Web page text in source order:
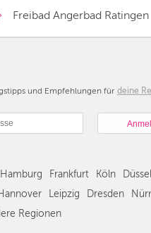
Freibad Angerbad Ratingen
und Empfehlungen für deine
Berlin
Hamburg
Stuttgart
Hamburg Frankfurt Köln
Leipzig Dresden
Regionen